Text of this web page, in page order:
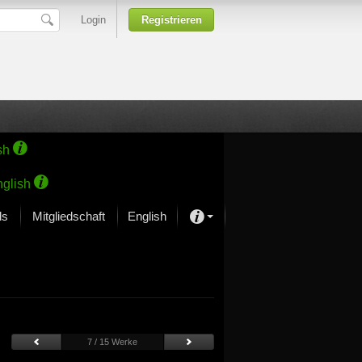
Login Registrieren
Mitgliedschaft English
Kunsthäuser
7 / 15 Werke